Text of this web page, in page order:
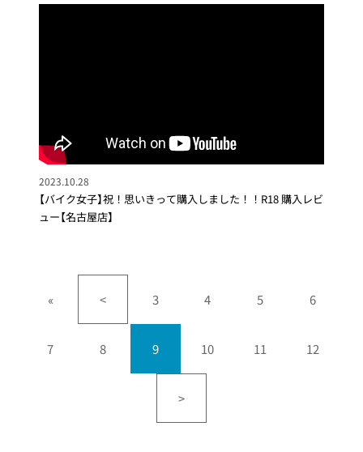
【バイク女子】祝！思いきって購入しました！！R18 購入レビ
ュー【名古屋店】
2023.10.28
« < 3 4 5 6
7 8 9 10 11 12
>